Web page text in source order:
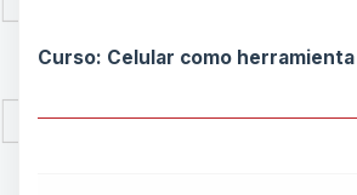
Curso: Celular como